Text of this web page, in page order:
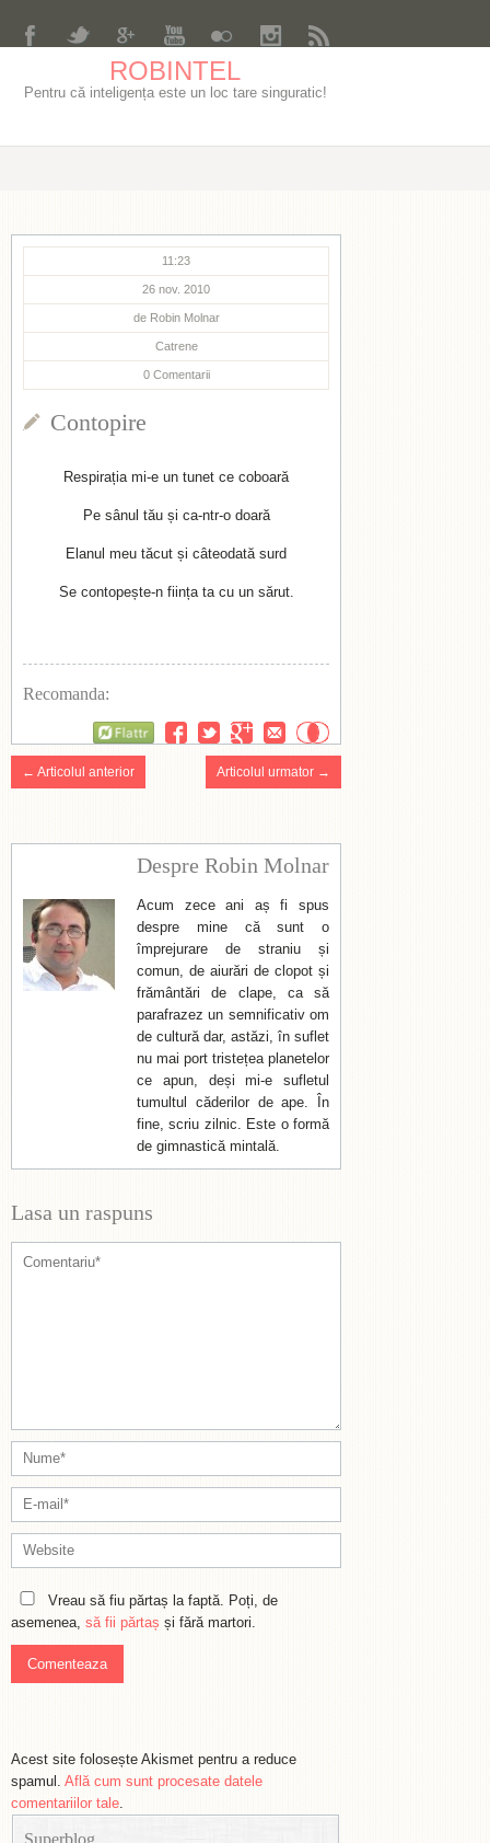
ROBINTEL
Pentru că inteligența este un loc tare singuratic!
11:23
26 nov. 2010
de Robin Molnar
Catrene
0 Comentarii
Contopire
Respirația mi-e un tunet ce coboară
Pe sânul tău și ca-ntr-o doară
Elanul meu tăcut și câteodată surd
Se contopește-n ființa ta cu un sărut.
Recomanda:
← Articolul anterior Articolul urmator →
Despre Robin Molnar
Acum zece ani aș fi spus
despre mine că sunt o
împrejurare de straniu și
comun, de aiurări de clopot și
frământări de clape, ca să
parafrazez un semnificativ om
de cultură dar, astăzi, în suflet
nu mai port tristețea planetelor
ce apun, deși mi-e sufletul
tumultul căderilor de ape. În
fine, scriu zilnic. Este o formă
de gimnastică mintală.
Lasa un raspuns
Vreau să fiu părtaș la faptă. Poți, de
asemenea, să fii părtaș și fără martori.
Acest site folosește Akismet pentru a reduce
spamul. Află cum sunt procesate datele
comentariilor tale.
Superblog